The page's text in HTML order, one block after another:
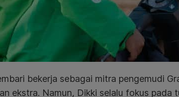
bekerja sebagai mitra pengemudi
ekstra. Namun, Dikki selalu fokus pada